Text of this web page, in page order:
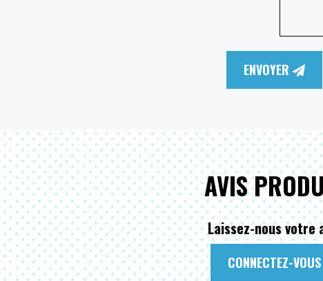
ENVOYER
AVIS
Laissez-nous votre
CONNECTEZ-VOUS